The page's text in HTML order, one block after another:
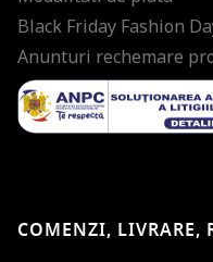
Black Friday Fashion
Anunturi rechemare
COMENZI, LIVRARE,